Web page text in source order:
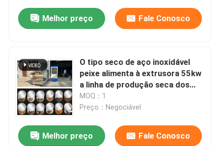
Melhor preço Fale Conosco
O tipo seco de aço inoxidável
peixe alimenta à extrusora 55kw
a linha de produção seca dos
alimentos para animais de
estimação
MOQ：1
Preço：Negociável
Melhor preço Fale Conosco